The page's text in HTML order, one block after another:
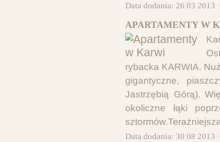
Data dodania: 26 03 2013
APARTAMENTY W
rybacka KARWIA.
gigantyczne,
Jastrzębią Górą).
okoliczne łąki
Data dodania: 30 08 2013